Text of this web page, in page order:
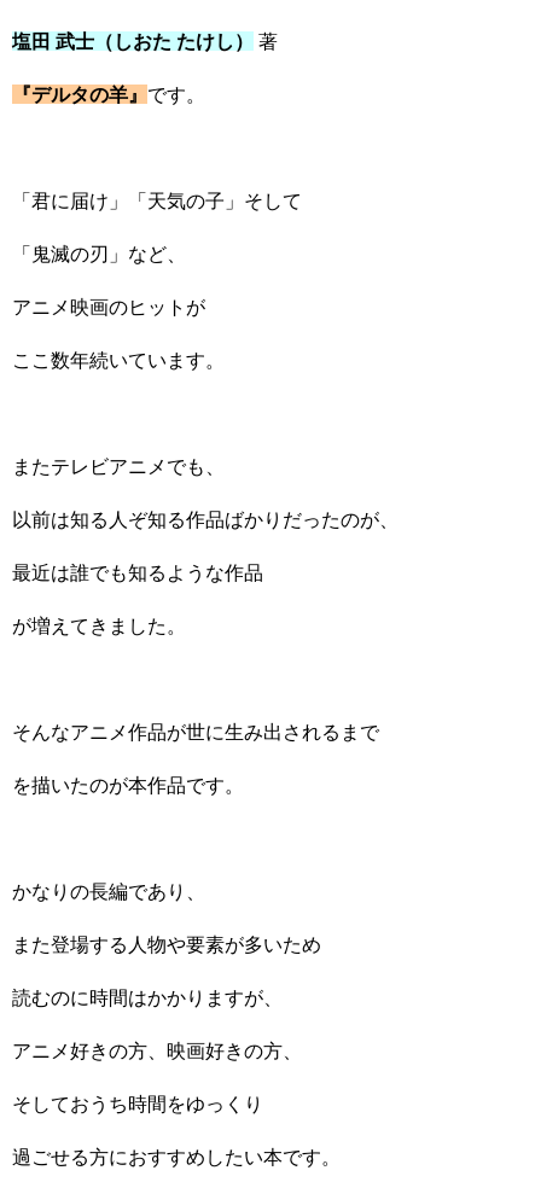
塩田 武士（しおた たけし） 著
『デルタの羊』 です。
「君に届け」「天気の子」そして
「鬼滅の刃」など、
アニメ映画のヒットが
ここ数年続いています。
またテレビアニメでも、
以前は知る人ぞ知る作品ばかりだったのが、
最近は誰でも知るような作品
が増えてきました。
そんなアニメ作品が世に生み出されるまで
を描いたのが本作品です。
かなりの長編であり、
また登場する人物や要素が多いため
読むのに時間はかかりますが、
アニメ好きの方、映画好きの方、
そしておうち時間をゆっくり
過ごせる方におすすめしたい本です。